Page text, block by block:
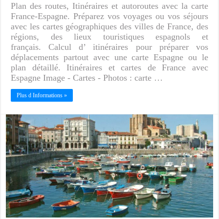
Plan des routes, Itinéraires et autoroutes avec la carte
France-Espagne. Préparez vos voyages ou vos séjours
avec les cartes géographiques des villes de France, des
régions, des lieux touristiques espagnols et
français. Calcul d’ itinéraires pour préparer vos
déplacements partout avec une carte Espagne ou le
plan détaillé. Itinéraires et cartes de France avec
Espagne Image - Cartes - Photos : carte …
Plus d Informations »